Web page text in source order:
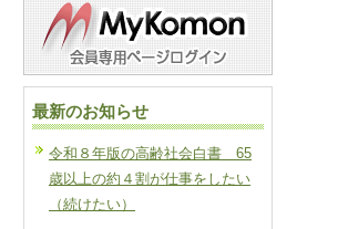
最新のお知らせ
令和８年版の高齢社会白書 65
歳以上の約４割が仕事をしたい
（続けたい）